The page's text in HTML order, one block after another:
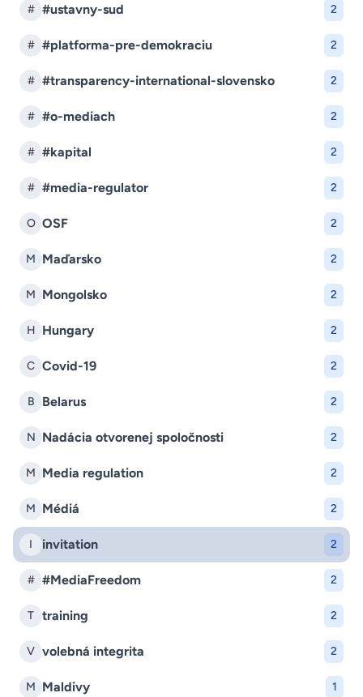
# #ustavny-sud 2
# #platforma-pre-demokraciu 2
# #transparency-international-slovensko 2
# #o-mediach 2
# #kapital 2
# #media-regulator 2
O OSF 2
M Maďarsko 2
M Mongolsko 2
H Hungary 2
C Covid-19 2
B Belarus 2
N Nadácia otvorenej spoločnosti 2
M Media regulation 2
M Médiá 2
I invitation 2
# #MediaFreedom 2
T training 2
V volebná integrita 2
M Maldivy 1